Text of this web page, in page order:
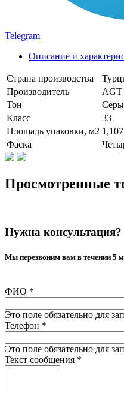
Telegram
Описание и
Страна производства
Производитель
AGT
Тон
Класс
33
Площадь упаковки, м2
Фаска
Просмотренные
Нужна консультация?
Мы перезвоним вам в течении 5
ФИО *
Это поле обязательно для
Телефон *
Это поле обязательно для
Текст сообщения *